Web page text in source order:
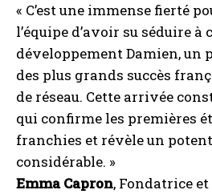
« C’est une immense fierté
l’équipe d’avoir su séduire à
développement Damien, un
des plus grands succès
de réseau. Cette arrivée
qui confirme les premières
franchies et révèle un
considérable. »
Emma Capron, Fondatrice et